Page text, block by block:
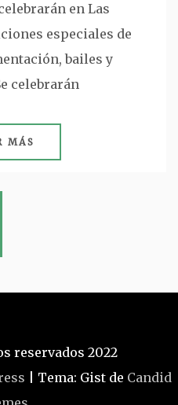
en Las
especiales de
bailes y
celebrarán
MÁS
reservados 2022
Tema: Gist de Candid